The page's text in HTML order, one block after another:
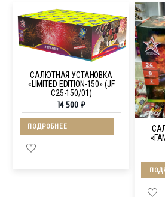
САЛЮТНАЯ УСТАНОВКА
«LIMITED EDITION-150» (JF
C25-150/01)
14 500 ₽
ПОДРОБНЕЕ